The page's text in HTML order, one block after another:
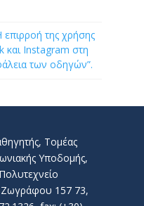
της χρήσης
Instagram στη
των οδηγών”.
Τομέας
Υποδομής,
157 73,